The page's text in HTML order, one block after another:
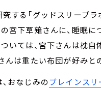
する「グッドスリープラ
宮下草薙さんに、睡眠に
いては、宮下さんは枕自
んは重たい布団が好みと
おなじみのブレインスリ